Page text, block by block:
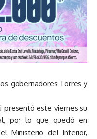
gobernadores Torres y
presentó este viernes su
por lo que quedó en
Ministerio del Interior,